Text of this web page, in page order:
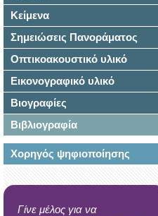
Κείμενα
Σημειώσεις Πανοράματος
Οπτικοακουστικό υλικό
Εικονογραφικό υλικό
Βιογραφίες
Βιβλιογραφία
Χορηγός ψηφιοποίησης
Γίνε μέλος για να